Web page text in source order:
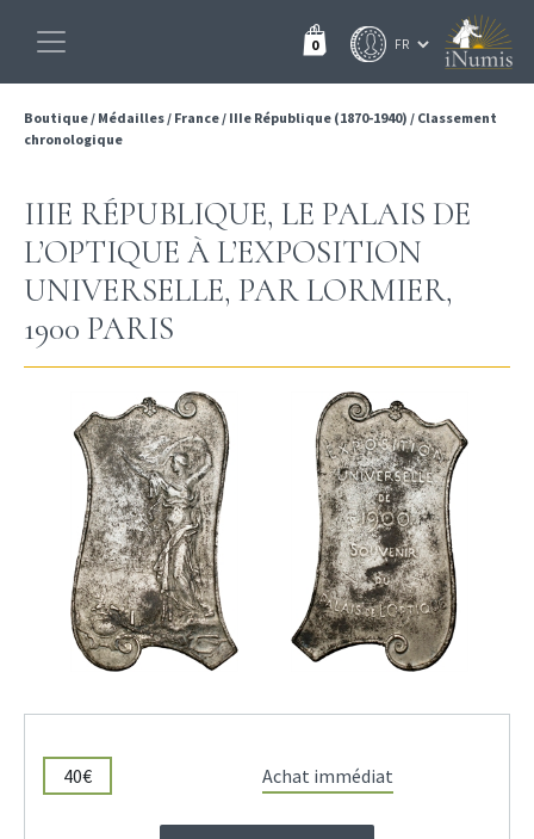
0
Boutique/ Médailles/ France/ IIIe République (1870-1940) / Classement
chronologique
IIIE RÉPUBLIQUE, LE PALAIS DE
L’OPTIQUE À L’EXPOSITION
UNIVERSELLE, PAR LORMIER,
1900 PARIS
40€ Achat immédiat